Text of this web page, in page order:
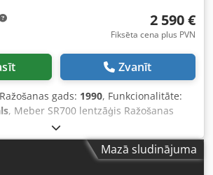
2 590 €
Fiksēta cena plus PVN
Zvanīt
gads: 1990, Funkcionalitāte:
, Meber SR700 lentzāģis Ražošanas
precīza industriālā lentzāģa iekārta, kas
kokapstrādes darbiem. Tā
kura raksturīga ar augstu
vadību un robustu
Mazā sludinājuma